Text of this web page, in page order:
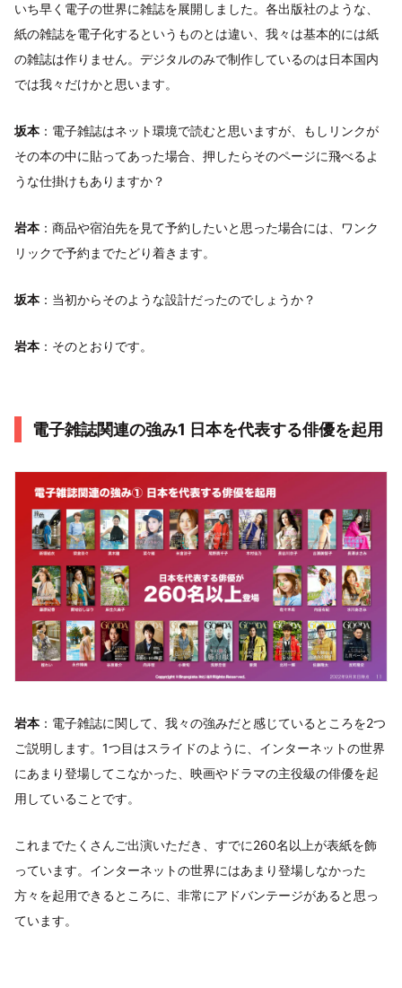
いち早く電子の世界に雑誌を展開しました。各出版社のような、
紙の雑誌を電子化するというものとは違い、我々は基本的には紙
の雑誌は作りません。デジタルのみで制作しているのは日本国内
では我々だけかと思います。
坂本 ：電子雑誌はネット環境で読むと思いますが、もしリンクが
その本の中に貼ってあった場合、押したらそのページに飛べるよ
うな仕掛けもありますか？
岩本 ：商品や宿泊先を見て予約したいと思った場合には、ワンク
リックで予約までたどり着きます。
坂本 ：当初からそのような設計だったのでしょうか？
岩本 ：そのとおりです。
電子雑誌関連の強み1 日本を代表する俳優を起用
岩本 ：電子雑誌に関して、我々の強みだと感じているところを2つ
ご説明します。1つ目はスライドのように、インターネットの世界
にあまり登場してこなかった、映画やドラマの主役級の俳優を起
用していることです。
これまでたくさんご出演いただき、すでに260名以上が表紙を飾
っています。インターネットの世界にはあまり登場しなかった
方々を起用できるところに、非常にアドバンテージがあると思っ
ています。